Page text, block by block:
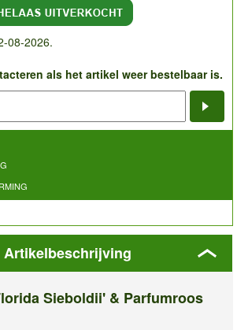
08-2026.
als het artikel weer bestelbaar is.
Artikelbeschrijving
Sieboldii' & Parfumroos